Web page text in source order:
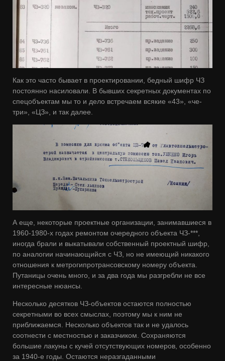
Как это часто бывает в проектировании, бедный шифр ЧЗ
постоянно насиловали. В бывших секретных документах по
спецобъектам мы то и дело встречаем всякие «43», «че-
три», «ЦЗ», и так далее.
А еще, некоторые проектные организации, занимавшиеся в
1960-1980-х годах ремонтом очередного объекта ЧЗ-***,
иногда брали и выкатывали собственный проектный шифр,
по аналогии начинающийся с ЧЗ, но не имеющий никакого
отношения к метрогипротрансовскому номеру объекта.
Путаницы очень много, и за два года мы разгребли не все
интересные нюансы.
Несколько десятков ЧЗ-объектов остаются полностью
секретными во всех смыслах, поэтому мы к ним не
приближаемся. Несколько объектов так и не удалось
соотнести с местностью и заказчиком. Сохраняются
большие лакуны с кучей отсутствующих номеров, особенно
за 1940-е годы. Остаются неразгаданными